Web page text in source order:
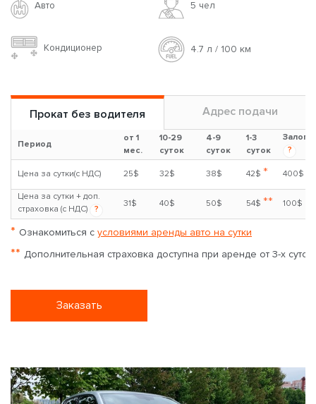
Авто 5 чел
Кондиционер 4.7 л / 100 км
Прокат без водителя Адрес подачи
Период
от 1
мес.
10-29
суток
4-9
суток
1-3
суток
Залог
?
Цена за сутки(с НДС) 25$ 32$ 38$ 42$ * 400$
Цена за сутки + доп.
страховка (с НДС)
?
31$ 40$ 50$ 54$ ** 100$
* Ознакомиться с условиями аренды авто на сутки
** Дополнительная страховка доступна при аренде от 3-х суток
Заказать